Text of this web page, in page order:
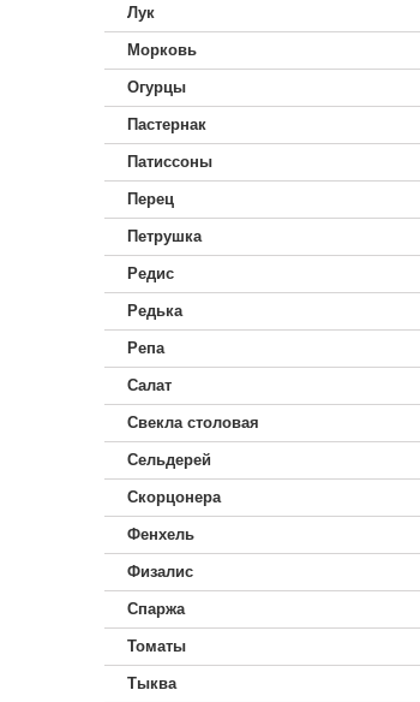
Лук
Морковь
Огурцы
Пастернак
Патиссоны
Перец
Петрушка
Редис
Редька
Репа
Салат
Свекла столовая
Сельдерей
Скорцонера
Фенхель
Физалис
Спаржа
Томаты
Тыква